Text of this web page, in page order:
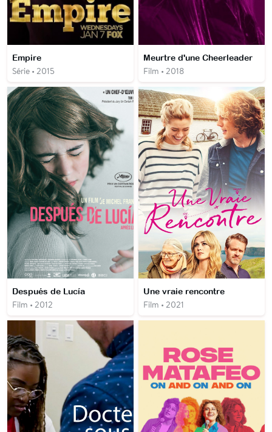
Empire
Série • 2015
Meurtre d'une Cheerleader
Film • 2018
Después de Lucía
Film • 2012
Une vraie rencontre
Film • 2021